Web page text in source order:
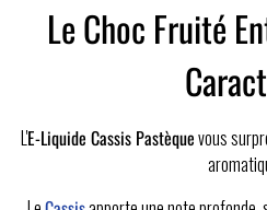
Le Choc Fruité
L'E-Liquide Cassis Pastèquevous